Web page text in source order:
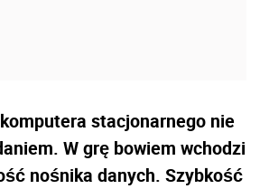
stacjonarnego nie
W grę bowiem wchodzi
nośnika danych. Szybkość